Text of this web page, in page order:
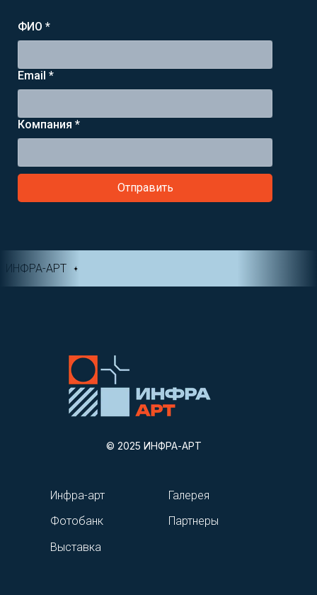
ИНФРА-АРТ
ФИО *
Email *
Компания *
Отправить
Галерея
Партнеры
Инфра-арт
Фотобанк
Выставка
© 2025 ИНФРА-АРТ